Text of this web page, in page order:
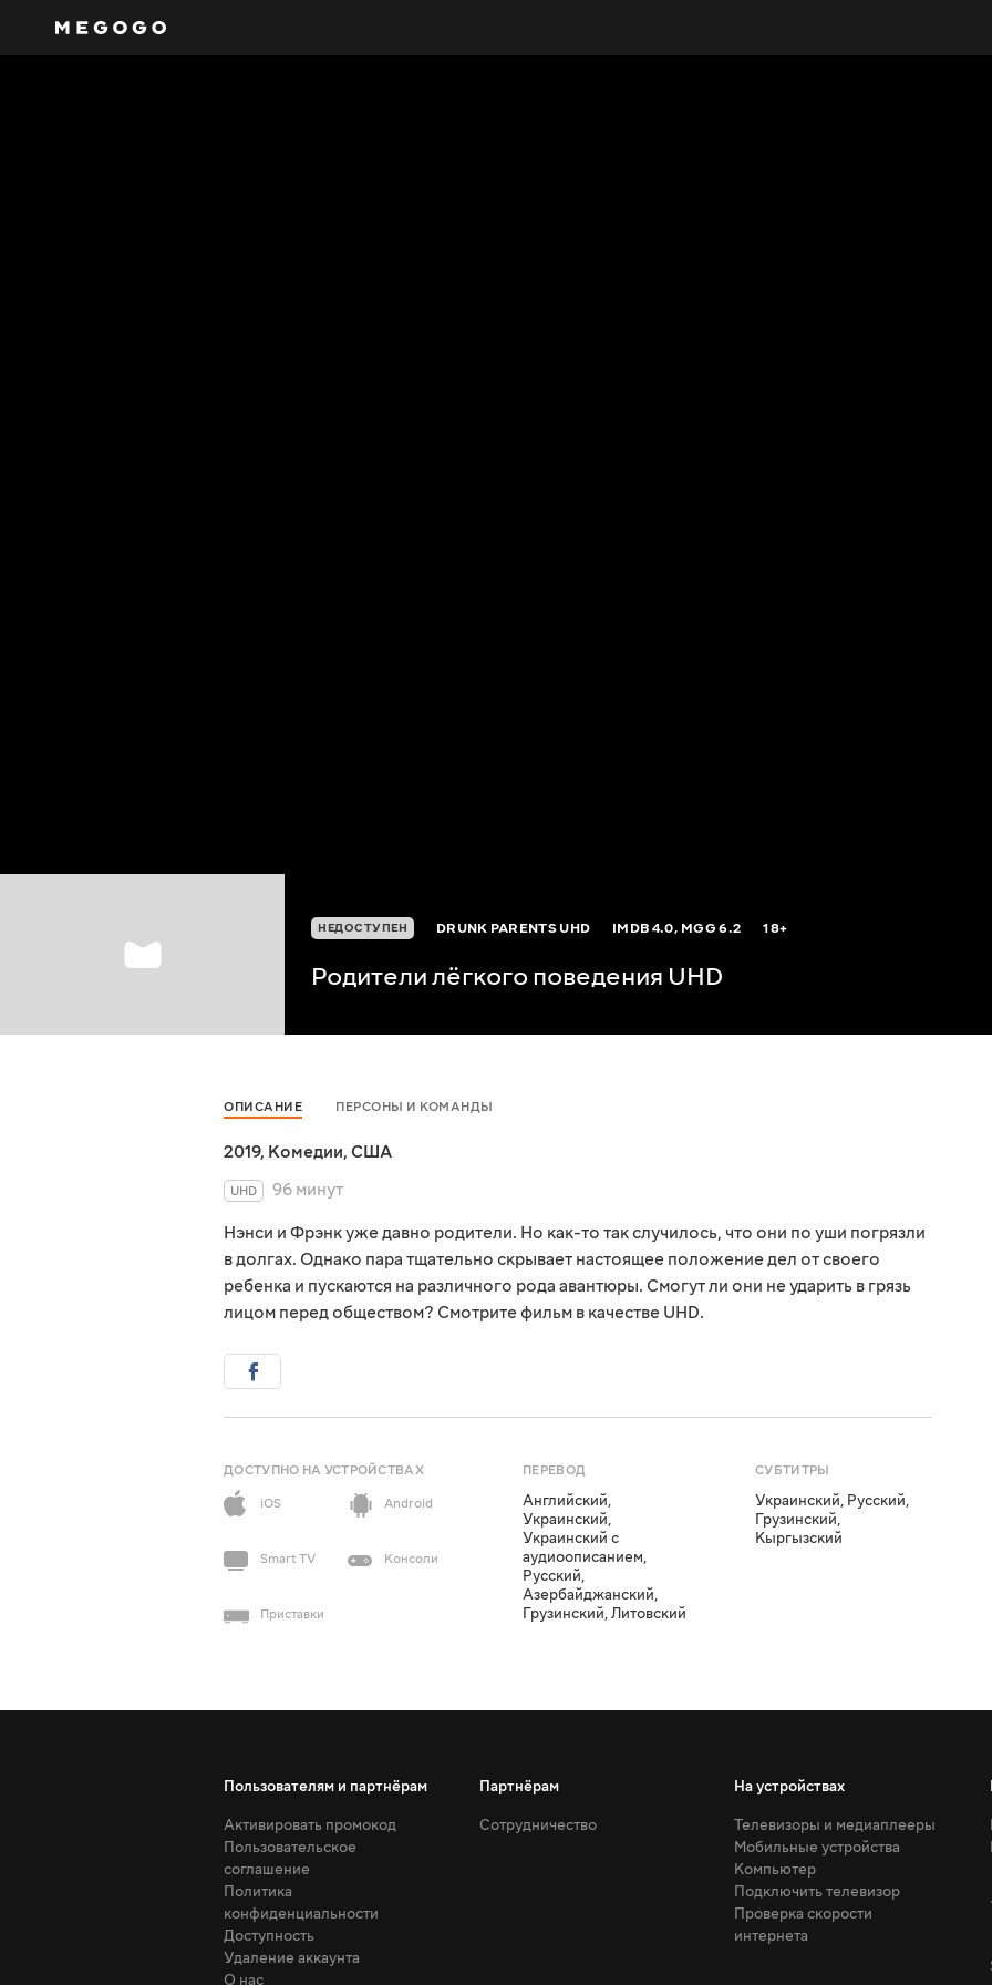
НЕДОСТУПЕН DRUNK PARENTS UHD IMDB4.0, MGG6.2 18+
Родители лёгкого поведения UHD
ОПИСАНИЕ ПЕРСОНЫ И КОМАНДЫ
2019, Комедии, США
UHD
96 минут
Нэнси и Фрэнк уже давно родители. Но как-то так случилось, что они по уши погрязли
в долгах. Однако пара тщательно скрывает настоящее положение дел от своего
ребенка и пускаются на различного рода авантюры. Смогут ли они не ударить в грязь
лицом перед обществом? Смотрите фильм в качестве UHD.
ДОСТУПНО НА УСТРОЙСТВАХ
iOS
Android
Smart TV Консоли
Приставки
ПЕРЕВОД
Английский,
Украинский,
Украинский с
аудиоописанием,
Русский,
Азербайджанский,
Грузинский,Литовский
СУБТИТРЫ
Украинский, Русский,
Грузинский,
Кыргызский
Пользователям и партнёрам
Активировать промокод
Пользовательское
соглашение
Политика
конфиденциальности
Доступность
Удаление аккаунта
О нас
Партнёрам
Сотрудничество
На устройствах
Телевизоры и медиаплееры
Мобильные устройства
Компьютер
Подключить телевизор
Проверка скорости
интернета